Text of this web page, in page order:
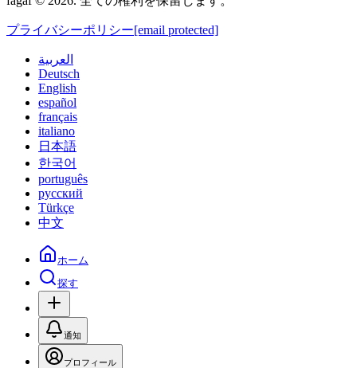
プライバシーポリシー[email protected]
العربية
Deutsch
English
español
français
italiano
日本語
한국어
português
русский
Türkçe
中文
ホーム
探す
通知
プロフィール